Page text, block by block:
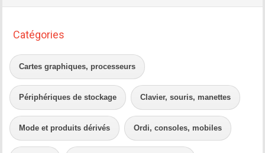
Catégories
Cartes graphiques, processeurs
Périphériques de stockage Clavier, souris, manettes
Mode et produits dérivés Ordi, consoles, mobiles